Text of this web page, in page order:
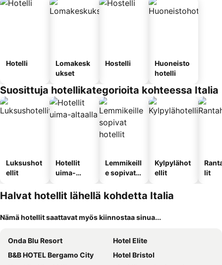
Hotelli
Lomakesk
ukset
Hostelli
Huoneisto
hotelli
Suosittuja hotellikategorioita kohteessa Italia
Luksushot
ellit
Hotellit
uima-
Lemmikeill
e sopivat
Kylpylähot
ellit
lit
Halvat hotellit lähellä kohdetta Italia
Nämä hotellit saattavat myös kiinnostaa sinua...
Onda Blu Resort
Hotel Elite
B&B HOTEL Bergamo City
Hotel Bristol